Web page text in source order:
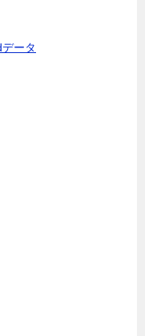
ータ